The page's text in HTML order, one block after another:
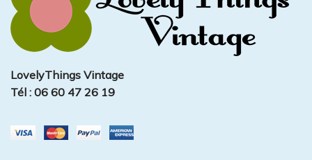
LovelyThings Vintage
Tél : 06 60 47 26 19